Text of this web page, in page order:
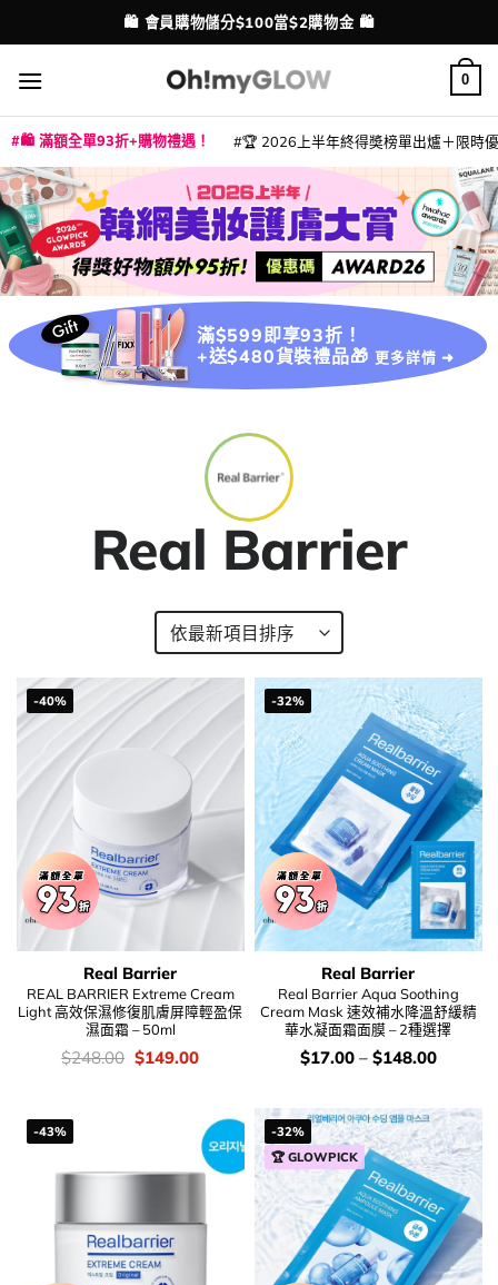
to
content
配送港澳
🛍️ 會員購物儲分$100當$2購物金 🛍️
0
🛍️ 滿額全單93折+購物禮遇！ 🏆 2026上半年終得奬榜單出爐＋限時
滿$599即享93折！
+送$480貨裝禮品🎁 更多詳情 ➜
Real Barrier
-40%
Real Barrier
REAL BARRIER Extreme Cream
Light 高效保濕修復肌膚屏障輕盈保
濕面霜 – 50ml
價
$248.00 Original
$149.00Current
-32%
Real Barrier
Real Barrier Aqua Soothing
Cream Mask 速效補水降溫舒緩精
華水凝面霜面膜 – 2種選擇
價
$17.00– $148.00
-43%
-32%
🏆 GLOWPICK